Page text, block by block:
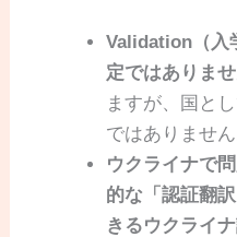
Validation（入
定ではありませ
ますが、国と
ではありません
ウクライナで
的な「認証翻
きるウクライ